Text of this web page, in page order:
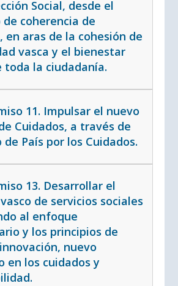
Social, desde el
coherencia de
en aras de la cohesión de
vasca y el bienestar
toda la ciudadanía.
11. Impulsar el nuevo
Cuidados, a través de
de País por los Cuidados.
13. Desarrollar el
de servicios sociales
al enfoque
y los principios de
nuevo
en los cuidados y